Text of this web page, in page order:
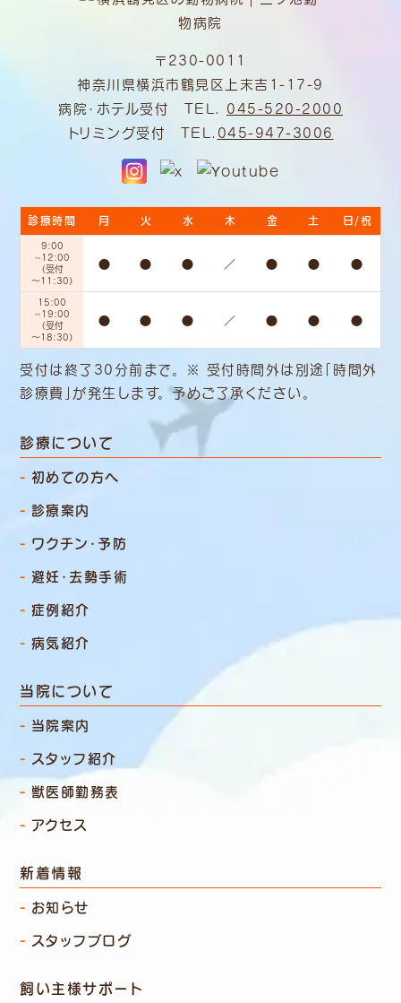
〒230-0011
神奈川県横浜市鶴見区上末吉1-17-9
病院・ホテル受付 TEL. 045-520-2000
トリミング受付 TEL. 045-947-3006
診療時間 月 火 水 木 金 土 日/祝
9:00
~12:00
（受付
～11:30）
● ● ● ／ ● ● ●
15:00
~19:00
（受付
～18:30）
● ● ● ／ ● ● ●
受付は終了30分前まで。 ※ 受付時間外は別途「時間外
診療費」 が発生します。 予めご了承ください。
診療について
初めての方へ
診療案内
ワクチン・予防
避妊・去勢手術
症例紹介
病気紹介
当院について
当院案内
スタッフ紹介
獣医師勤務表
アクセス
新着情報
お知らせ
スタッフブログ
飼い主様サポート